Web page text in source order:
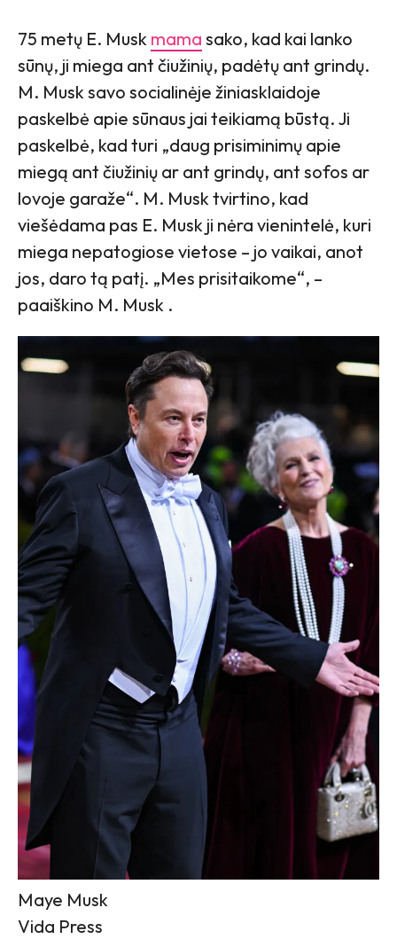
75 metų E. Musk mama sako, kad kai lanko
sūnų, ji miega ant čiužinių, padėtų ant grindų.
M. Musk savo socialinėje žiniasklaidoje
paskelbė apie sūnaus jai teikiamą būstą. Ji
paskelbė, kad turi „daug prisiminimų apie
miegą ant čiužinių ar ant grindų, ant sofos ar
lovoje garaže“. M. Musk tvirtino, kad
viešėdama pas E. Musk ji nėra vienintelė, kuri
miega nepatogiose vietose – jo vaikai, anot
jos, daro tą patį. „Mes prisitaikome“, –
paaiškino M. Musk .
Maye Musk
Vida Press